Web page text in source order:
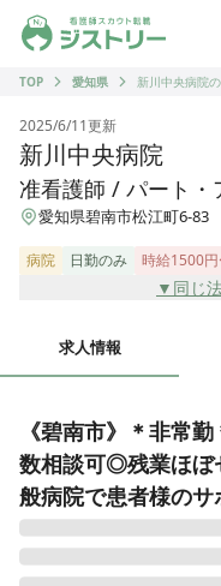
ジストリー 看護師の転
TOP
愛知県 新川中央病院
2025/6/11更新
新川中央病院
准看護師 / パート・
愛知県碧南市松江町6-83
病院 日勤のみ 時給1500円
▼同じ
求人情報
《碧南市》＊非常
数相談可◎残業ほぼ
般病院で患者様のサ